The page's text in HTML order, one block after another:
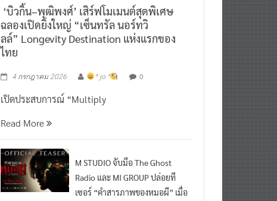
‘บิวกิ้น–พุฒิพงศ์’ เสิร์ฟโมเมนต์สุดพิเศษ
ฉลองเปิดยิ่งใหญ่ “เซ็นทรัล นอร์ทวิ
ลล์” Longevity Destination แห่งแรกของ
ไทย
4 กรกฎาคม 2026 ^ jo ^ 0
เปิดประสบการณ์ “Multiply
Read More
M STUDIO จับมือ The Ghost
Radio และ MI GROUP ปล่อยที
เซอร์ “คำสารภาพของหมอผี” เมื่อ